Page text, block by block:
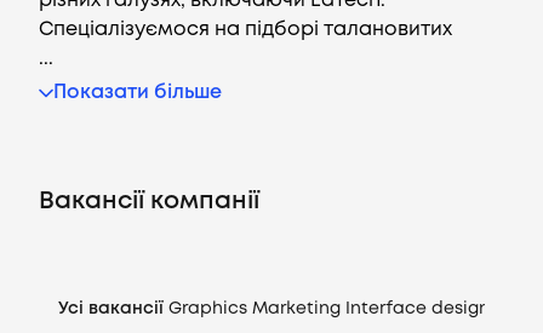
CV генератор
Спеціалізуємося на підборі талановитих
...
Показати більше
Вакансії компанії
Усі вакансії Graphics Marketing Interface design